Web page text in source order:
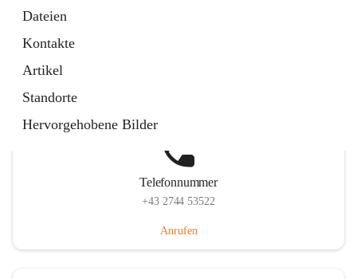
Dateien
Kontakte
Artikel
Standorte
Hervorgehobene Bilder
Telefonnummer
+43 2744 53522
Anrufen